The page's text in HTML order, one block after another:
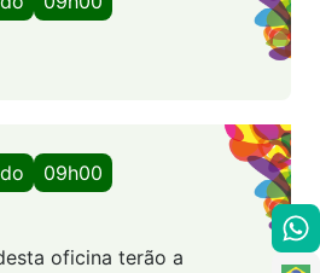
09h00
oficina terão a